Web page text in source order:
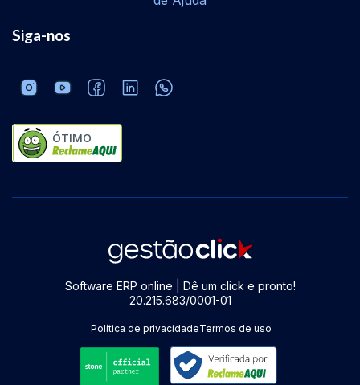
Siga-nos
ÓTIMO
Software ERP online | Dê um click e pronto!
20.215.683/0001-01
Política de privacidadeTermos de uso